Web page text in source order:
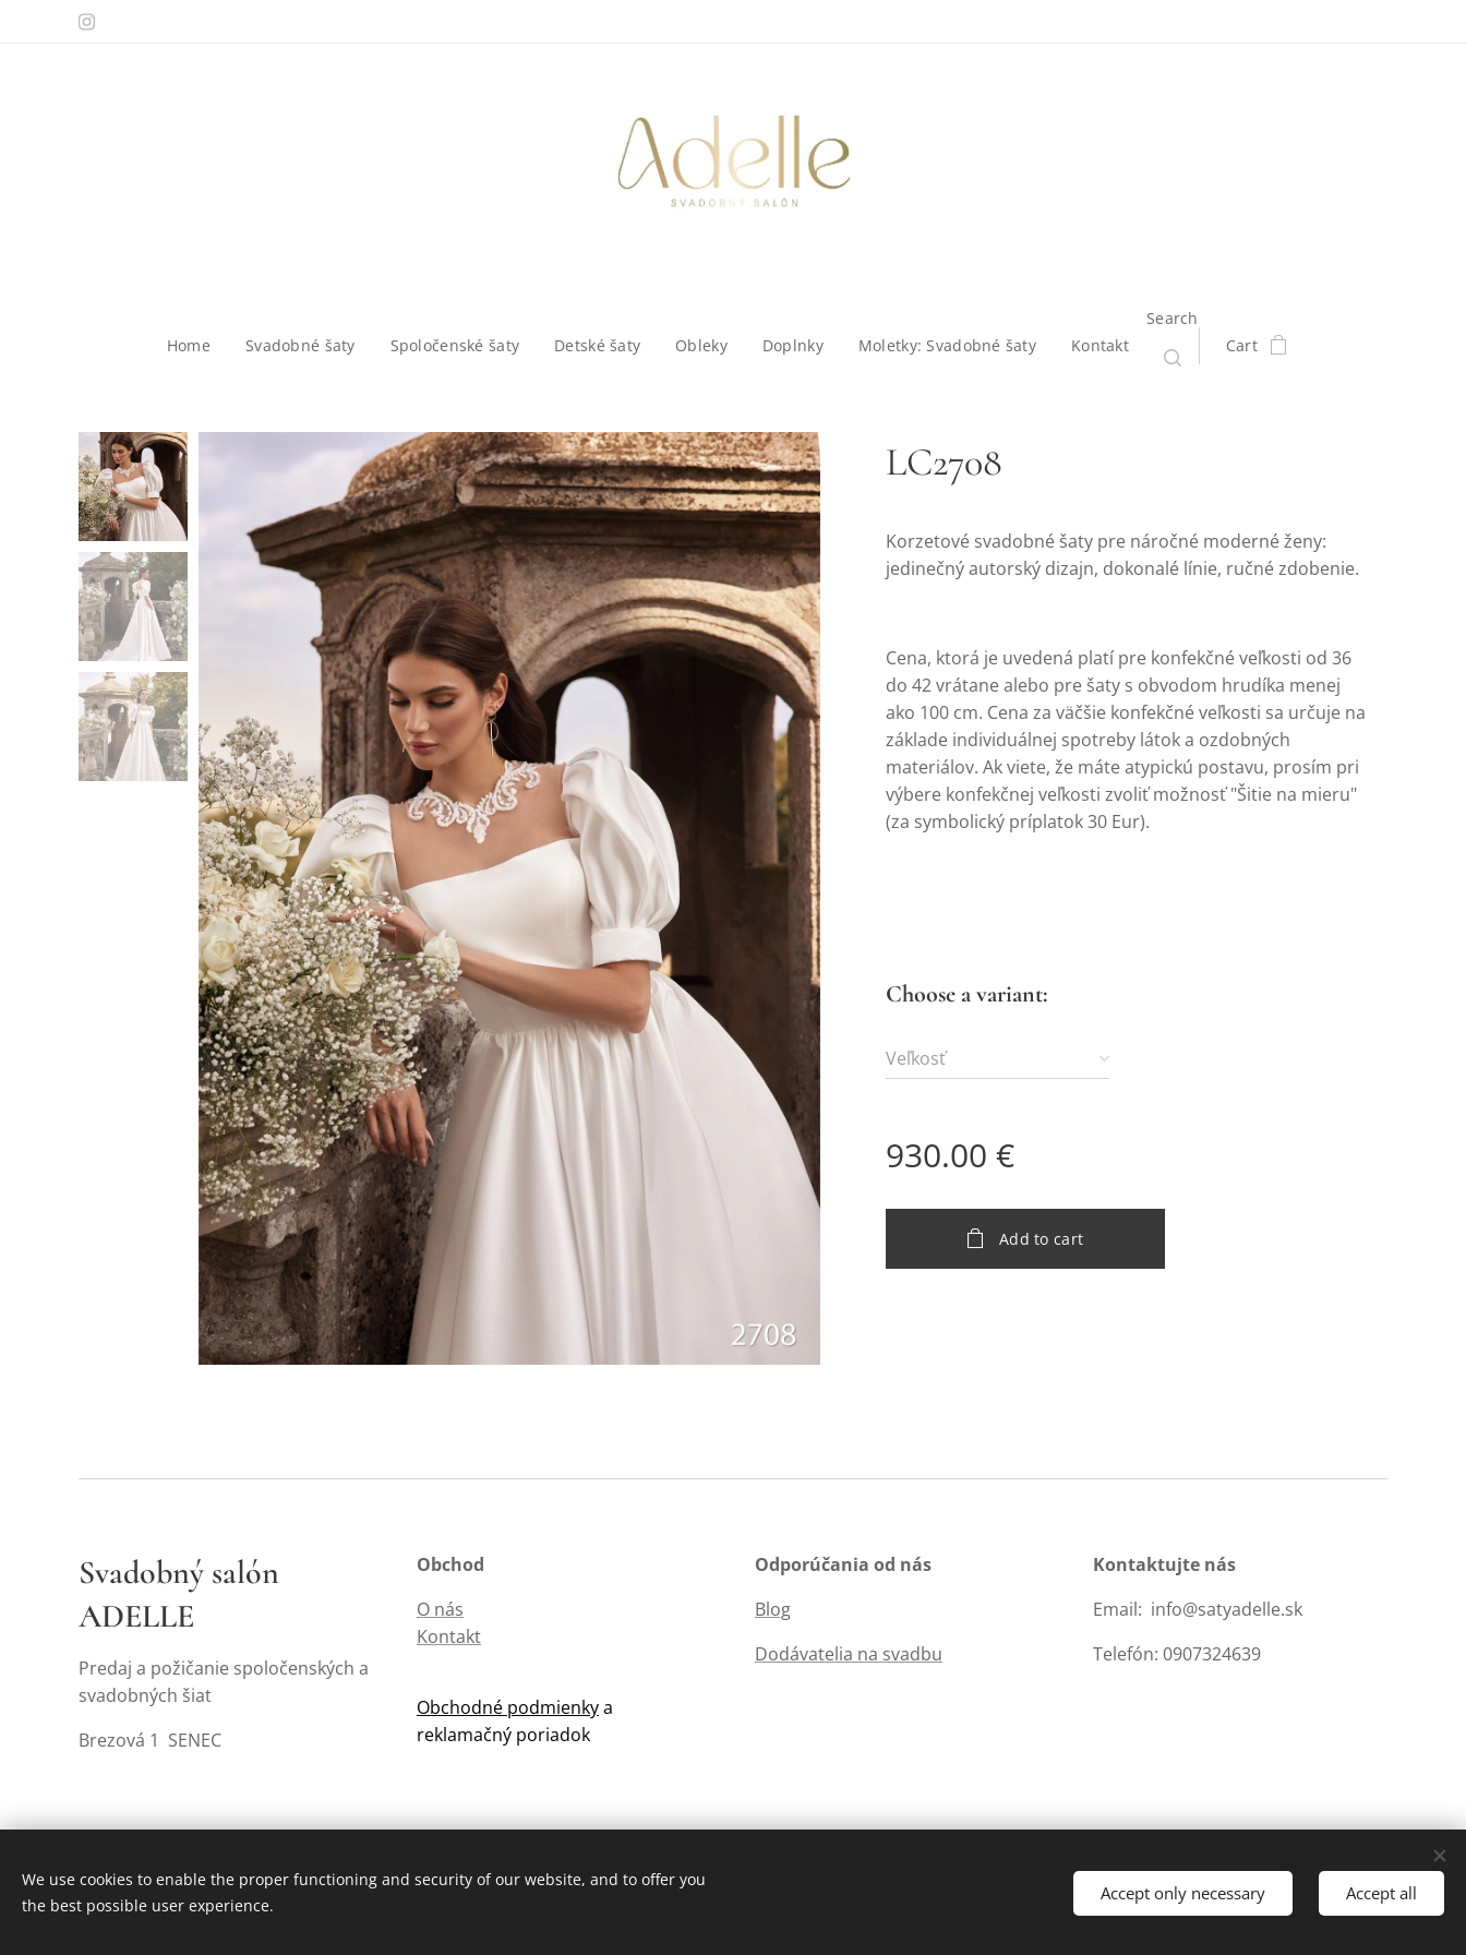
Home Svadobné šaty Spoločenské šaty Detské šaty Obleky Doplnky Moletky: Svadobné šaty Kontakt
Search
Cart
LC2708
Korzetové svadobné šaty pre náročné moderné ženy:
jedinečný autorský dizajn, dokonalé línie, ručné zdobenie.
Cena, ktorá je uvedená platí pre konfekčné veľkosti od 36
do 42 vrátane alebo pre šaty s obvodom hrudíka menej
ako 100 cm. Cena za väčšie konfekčné veľkosti sa určuje na
základe individuálnej spotreby látok a ozdobných
materiálov. Ak viete, že máte atypickú postavu, prosím pri
výbere konfekčnej veľkosti zvoliť možnosť "Šitie na mieru"
(za symbolický príplatok 30 Eur).
Choose a variant:
Veľkosť
930.00 €
Add to cart
Svadobný salón
ADELLE
Predaj a požičanie spoločenských a
svadobných šiat
Brezová 1 SENEC
Obchod
O nás
Kontakt
Obchodné podmienkya
reklamačný poriadok
Odporúčania od nás
Blog
Dodávatelia na svadbu
Kontaktujte nás
Email: info@satyadelle.sk
Telefón: 0907324639
We use cookies to enable the proper functioning and security of our website, and to offer you
the best possible user experience.
Accept only necessary Accept all